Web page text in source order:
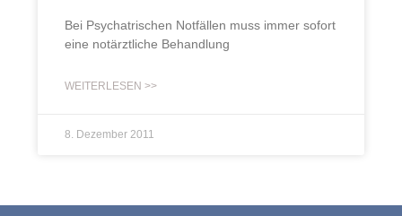
Bei Psychatrischen Notfällen muss immer sofort
eine notärztliche Behandlung
WEITERLESEN >>
8. Dezember 2011